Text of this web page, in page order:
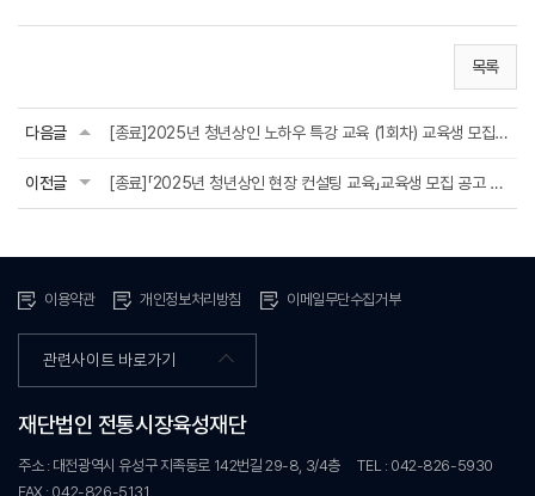
목록
다음글 [종료]2025년 청년상인 노하우 특강 교육 (1회차) 교육생 모집 공고 안내
이전글 [종료]「2025년 청년상인 현장 컨설팅 교육」교육생 모집 공고 안내
이용약관 개인정보처리방침 이메일무단수집거부
관련사이트 바로가기
재단법인 전통시장육성재단
주소 : 대전광역시 유성구 지족동로 142번길 29-8, 3/4층
TEL : 042-826-5930
FAX : 042-826-5131